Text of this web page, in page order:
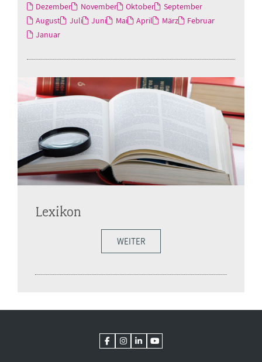
Dezember November Oktober
September
August
Juli Juni Mai April März
Februar
Januar
Lexikon
WEITER